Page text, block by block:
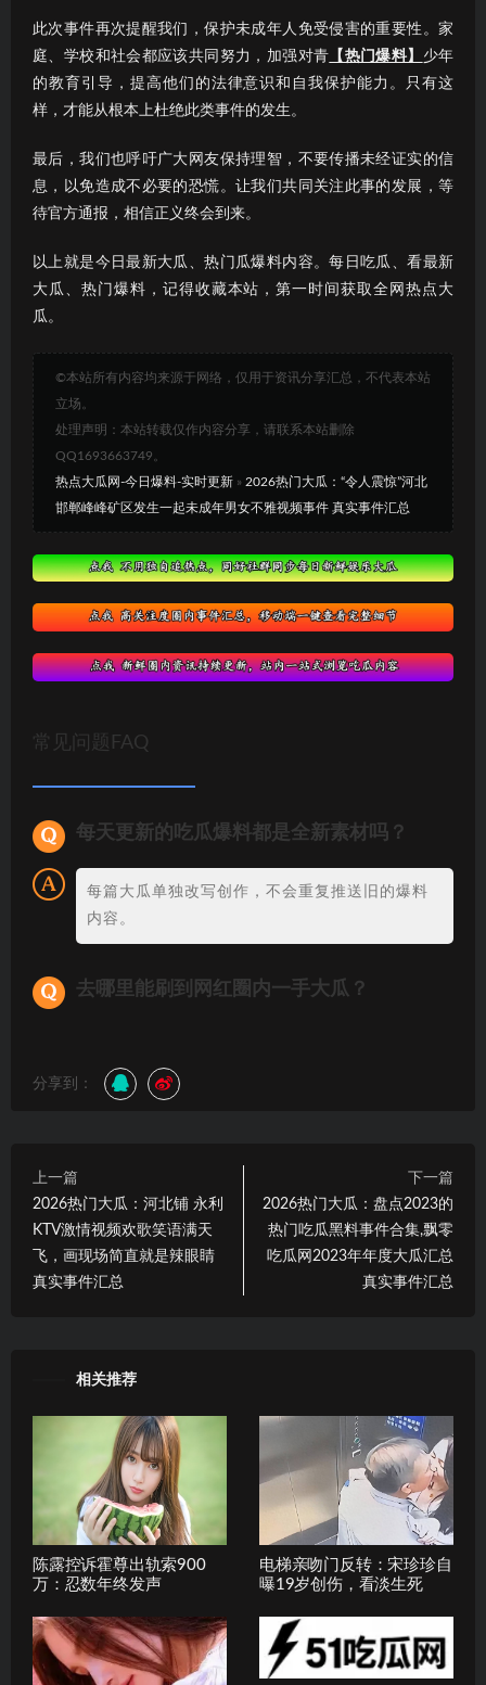
此次事件再次提醒我们，保护未成年人免受侵害的重要性。家
庭、学校和社会都应该共同努力，加强对青 【热门爆料】 少年
的教育引导，提高他们的法律意识和自我保护能力。只有这
样，才能从根本上杜绝此类事件的发生。
最后，我们也呼吁广大网友保持理智，不要传播未经证实的信
息，以免造成不必要的恐慌。让我们共同关注此事的发展，等
待官方通报，相信正义终会到来。
以上就是今日最新大瓜、热门瓜爆料内容。每日吃瓜、看最新
大瓜、热门爆料，记得收藏本站，第一时间获取全网热点大
瓜。
©本站所有内容均来源于网络，仅用于资讯分享汇总，不代表本站
立场。
处理声明：本站转载仅作内容分享，请联系本站删除
QQ1693663749。
热点大瓜网-今日爆料-实时更新 » 2026热门大瓜：“令人震惊”河北
邯郸峰峰矿区发生一起未成年男女不雅视频事件 真实事件汇总
常见问题FAQ
每天更新的吃瓜爆料都是全新素材吗？
每篇大瓜单独改写创作，不会重复推送旧的爆料
内容。
去哪里能刷到网红圈内一手大瓜？
分享到：
上一篇
2026热门大瓜：河北铺 永利
KTV激情视频欢歌笑语满天
飞，画现场简直就是辣眼睛
真实事件汇总
下一篇
2026热门大瓜：盘点2023的
热门吃瓜黑料事件合集,飘零
吃瓜网2023年年度大瓜汇总
真实事件汇总
相关推荐
陈露控诉霍尊出轨索900
万：忍数年终发声
电梯亲吻门反转：宋珍珍自
曝19岁创伤，看淡生死